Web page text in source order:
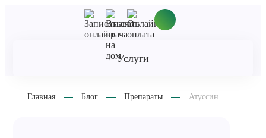
Услуги
Главная Блог Препараты Атуссин